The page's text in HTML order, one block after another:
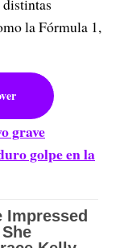
la Fórmula 1,
grave
golpe en la